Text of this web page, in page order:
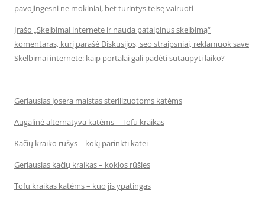
pavojingesni ne mokiniai, bet turintys teisę vairuoti
Įrašo „Skelbimai internete ir nauda patalpinus skelbimą“
komentaras, kurį parašė Diskusijos, seo straipsniai, reklamuok save
Skelbimai internete: kaip portalai gali padėti sutaupyti laiko?
Geriausias Josera maistas sterilizuotoms katėms
Augalinė alternatyva katėms – Tofu kraikas
Kačių kraiko rūšys – kokį parinkti katei
Geriausias kačių kraikas – kokios rūšies
Tofu kraikas katėms – kuo jis ypatingas